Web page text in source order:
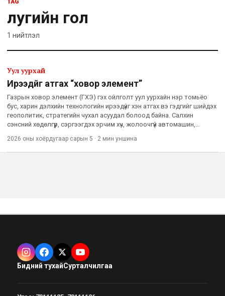
лугийн гол
1 нийтлэл
Уул уурхай
Ирээдүйг атгах “ховор элемент”
Газрын ховор элемент (ГХЭ) гэх ойлголт уул уурхайн нэр томьёо
бус, харин дэлхийн технологийн ирээдүйг хэн атгах вэ гэдгийг шийдэх
геополитик, стратегийн чухал асуудал болоод байна. Салхин
сэнсний хөдөлгүүр, сэргээгдэх эрчим хүч, жолоочгүй автомашин,
2026 оны хоёрдугаар сарын 5 · 2 мин уншина
Бидний тухайСурталчилгаа